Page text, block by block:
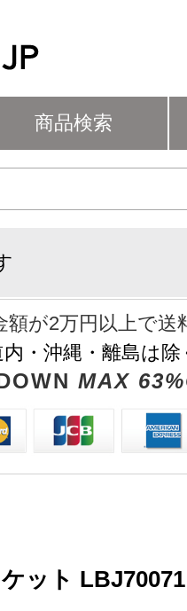
商品検索
額が2万円以上で送
内・沖縄・離島は
MAX
ット LBJ70071